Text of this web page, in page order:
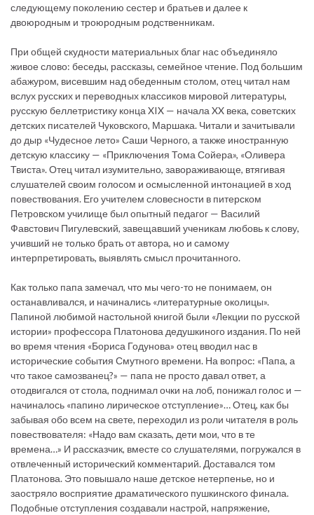
следующему поколению сестер и братьев и далее к
двоюродным и троюродным родственникам.
При общей скудности материальных благ нас объединяло
живое слово: беседы, рассказы, семейное чтение. Под большим
абажуром, висевшим над обеденным столом, отец читал нам
вслух русских и переводных классиков мировой литературы,
русскую беллетристику конца XIX — начала XX века, советских
детских писателей Чуковского, Маршака. Читали и зачитывали
до дыр «Чудесное лето» Саши Черного, а также иностранную
детскую классику — «Приключения Тома Сойера», «Оливера
Твиста». Отец читал изумительно, завораживающе, втягивая
слушателей своим голосом и осмысленной интонацией в ход
повествования. Его учителем словесности в питерском
Петровском училище был опытный педагог — Василий
Фавстович Пигулевский, завещавший ученикам любовь к слову,
учивший не только брать от автора, но и самому
интерпретировать, выявлять смысл прочитанного.
Как только папа замечал, что мы чего-то не понимаем, он
останавливался, и начинались «литературные околицы».
Папиной любимой настольной книгой были «Лекции по русской
истории» профессора Платонова дедушкиного издания. По ней
во время чтения «Бориса Годунова» отец вводил нас в
исторические события Смутного времени. На вопрос: «Папа, а
что такое самозванец?» — папа не просто давал ответ, а
отодвигался от стола, поднимал очки на лоб, понижал голос и —
начиналось «папино лирическое отступление»… Отец, как бы
забывая обо всем на свете, переходил из роли читателя в роль
повествователя: «Надо вам сказать, дети мои, что в те
времена…» И рассказчик, вместе со слушателями, погружался в
отвлеченный исторический комментарий. Доставался том
Платонова. Это повышало наше детское нетерпенье, но и
заостряло восприятие драматического пушкинского финала.
Подобные отступления создавали настрой, напряжение,